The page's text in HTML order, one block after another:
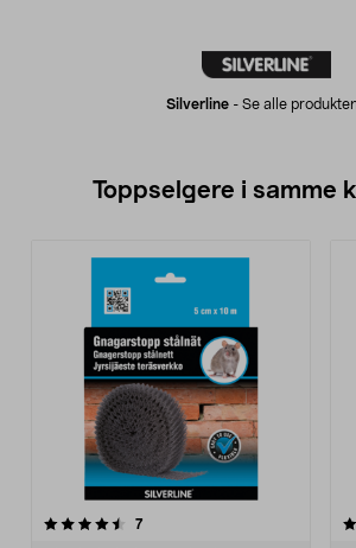
Silverline- Se alle
Toppselgere i samme
7anmeldelser
4.5 av 5 stjerner